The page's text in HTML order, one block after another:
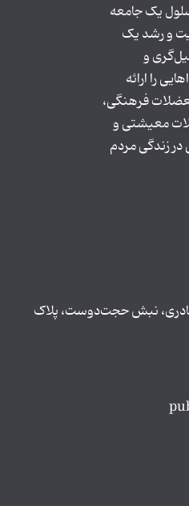
یک جامعه
و رشد یک
و
را ارائه
فرهنگی،
معیشتی و
زندگی مردم
نادری، نبش حجت‌دوست، پلاک